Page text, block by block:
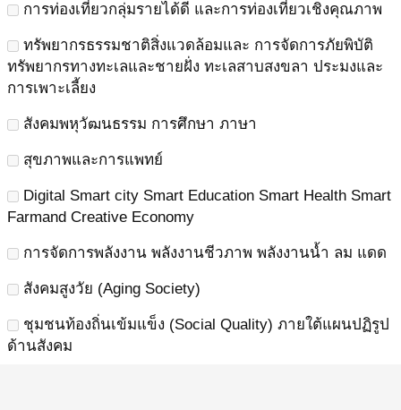
การท่องเที่ยวกลุ่มรายได้ดี และการท่องเที่ยวเชิงคุณภาพ
ทรัพยากรธรรมชาติสิ่งแวดล้อมและ การจัดการภัยพิบัติ
ทรัพยากรทางทะเลและชายฝั่ง ทะเลสาบสงขลา ประมงและ
การเพาะเลี้ยง
สังคมพหุวัฒนธรรม การศึกษา ภาษา
สุขภาพและการแพทย์
Digital Smart city Smart Education Smart Health Smart
Farmand Creative Economy
การจัดการพลังงาน พลังงานชีวภาพ พลังงานน้ำ ลม แดด
สังคมสูงวัย (Aging Society)
ชุมชนท้องถิ่นเข้มแข็ง (Social Quality) ภายใต้แผนปฏิรูป
ด้านสังคม